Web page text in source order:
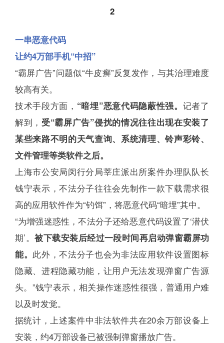
2
一串恶意代码
让约4万部手机“中招”
“霸屏广告”问题似“牛皮癣”反复发作，与其治理难度
较高有关。
技术手段方面， “暗埋”恶意代码隐蔽性强。 记者了
解到， 受“霸屏广告”侵扰的情况往往出现在安装了
某些来路不明的天气查询、系统清理、铃声彩铃、
文件管理等类软件之后。
上海市公安局闵行分局莘庄派出所案件办理队队长
钱宁表示，不法分子往往会先制作一款下载需求很
高的应用软件作为“钓饵”，将恶意代码“暗埋”其中。
“为增强迷惑性，不法分子还给恶意代码设置了‘潜伏
期’。被下载安装后经过一段时间再启动弹窗霸屏功
能。 此外，不法分子也会为非法应用软件设置图标
隐藏、进程隐藏功能，让用户无法发现弹窗广告源
头。”钱宁表示，相关操作迷惑性很强，普通用户难
以及时发觉。
据统计，上述案件中非法软件共在20余万部设备上
安装，约4万部设备已被强制弹窗播放广告。